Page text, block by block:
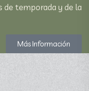
de temporada y de la
Más Información